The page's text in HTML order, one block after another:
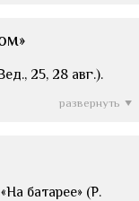
25, 28 авг.).
развернуть
батарее» (Р.